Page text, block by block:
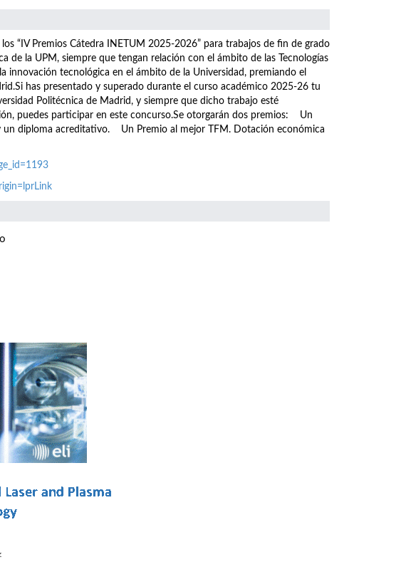
“IV Premios Cátedra INETUM 2025-2026” para trabajos de fin de grado
de la UPM, siempre que tengan relación con el ámbito de las Tecnologías
tecnológica en el ámbito de la Universidad, premiando el
has presentado y superado durante el curso académico 2025-26 tu
Politécnica de Madrid, y siempre que dicho trabajo esté
puedes participar en este concurso.Se otorgarán dos premios: Un
un diploma acreditativo. Un Premio al mejor TFM. Dotación económica